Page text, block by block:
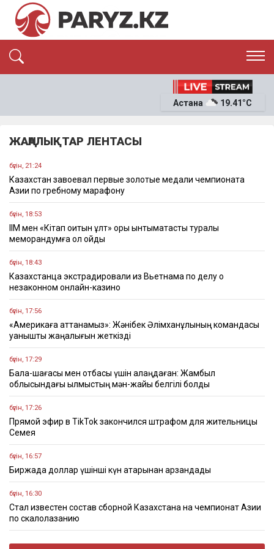
ЭКОНОМИКА
ОҚИҒА
Астана 19.41°C
ЖАҢАЛЫҚТАР ЛЕНТАСЫ
бүгін, 21:24
Казахстан завоевал первые золотые медали чемпионата
Азии по гребному марафону
бүгін, 18:53
ІІМ мен «Кітап оқитын ұлт» қоры ынтымақтастық туралы
меморандумға қол қойды
бүгін, 18:43
Казахстанца экстрадировали из Вьетнама по делу о
незаконном онлайн-казино
бүгін, 17:56
«Америкаға аттанамыз»: Жәнібек Әлімханұлының командасы
қуанышты жаңалығын жеткізді
бүгін, 17:29
Бала-шағасы мен отбасы үшін алаңдаған: Жамбыл
облысындағы қылмыстың мән-жайы белгілі болды
бүгін, 17:26
Прямой эфир в TikTok закончился штрафом для жительницы
Семея
бүгін, 16:57
Биржада доллар үшінші күн қатарынан арзандады
бүгін, 16:30
Стал известен состав сборной Казахстана на чемпионат Азии
по скалолазанию
бүгін, 16:22